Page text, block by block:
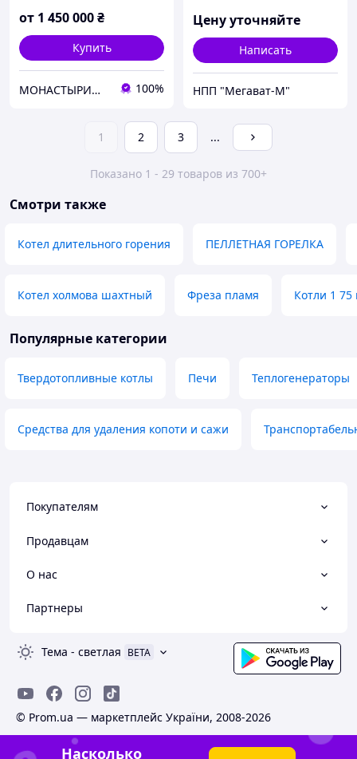
производства
от 1 450 000₴
Купить
МОНАСТЫРИЩЕНСКИЙ ЗАВОД КОТЕЛЬНОГО ОБОРУДОВАНИЯ 100%
Цену уточняйте
Написать
НПП "Мегават-М"
1 2 3 ...
Показано 1 - 29 товаров из 700+
Смотри также
Котел длительного горения ПЕЛЛЕТНАЯ ГОРЕЛКА
Котел холмова шахтный Фреза пламя Котли 1 75
Популярные категории
Твердотопливные котлы Печи Теплогенераторы
Средства для удаления копоти и сажи
Покупателям
Продавцам
О нас
Партнеры
Тема - светлая BETA
© Prom.ua — маркетплейс України, 2008-2026
Насколько